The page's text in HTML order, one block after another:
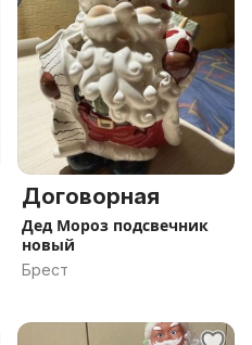
Договорная
Дед Мороз подсвечник
новый
Брест